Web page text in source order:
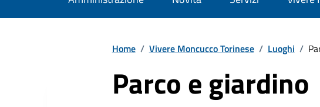
Home / Vivere Moncucco Torinese / Luoghi /
Parco e giardino